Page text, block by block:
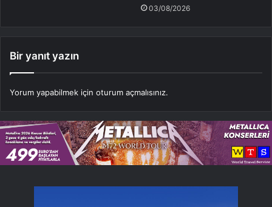
03/08/2026
Bir yanıt yazın
Yorum yapabilmek için oturum açmalısınız.